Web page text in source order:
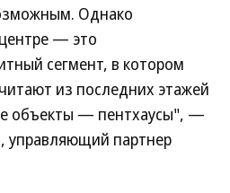
Однако
— это
сегмент, в котором
из последних этажей
объекты — пентхаусы", —
управляющий партнер